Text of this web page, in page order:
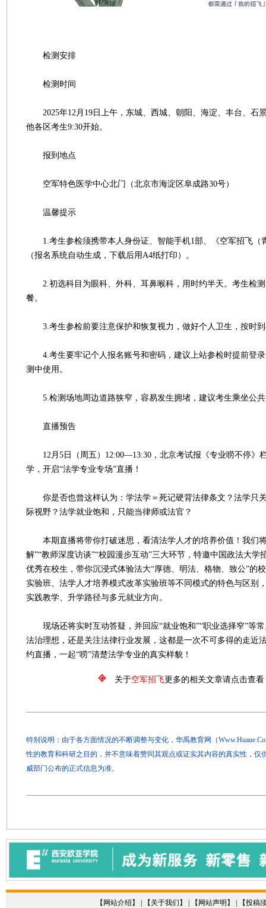
检测安排
检测时间
2025年12月19日上午，东城、西城、朝阳、海淀、丰台、石
他各区考生9:30开始。
报到地点
空军特色医学中心北门（北京市海淀区阜成路30号）
温馨提示
1.考生参检须携带本人身份证、智能手机1部、《空军招飞（
（报名系统自动生成，下载后用A4纸打印）。
2.初选科目为眼科、外科、耳鼻喉科，用时约半天。考生检测
餐。
3.考生参检前要注意保护和恢复视力，做好个人卫生，按时到
4.考生要牢记个人报名账号和密码，建议上站参检时提前登录
测中使用。
5.检测场地周边道路狭窄，容易发生拥堵，建议考生乘坐公共
直播预告
12月5日（周五）12:00—13:30，北京考试报《专业唠不停》
学，开启“法学专业专场”直播！
你是否也曾这样认为：学法学＝死记硬背法律条文？法学只
际视野？法学就业饱和，只能当律师或法官？
本期直播将带你打破迷思，看清法学人才的培养价值！我们
解”“教师深度访谈”“校园漫步互动”三大环节，特邀中国政法大学
优秀在校生，带你沉浸式体验法大“厚德、明法、格物、致公”的
实验班、法学人才培养模式改革实验班等不同模式的特色与区别
实践教学、升学路径与多元就业方向。
现场还将实时互动答疑，并回应“就业饱和”“职业选择窄”等常
法治理想，还是关注法律行业发展，这都是一次不可多得的走近
约直播，一起“唠”清楚法学专业的真实样貌！
关于空军招飞更多的相关文章请点击查看
特别说明：由于各方面情况的不断调整与变化，华禹教育网（
性的教育和科研之目的，并不意味着赞同其观点或证实其内容的真实性，仅
威部门公布的正式信息为准。
【 网站介绍 】 | 【 关于我们 】 | 【 网站声明 】 | 【投稿